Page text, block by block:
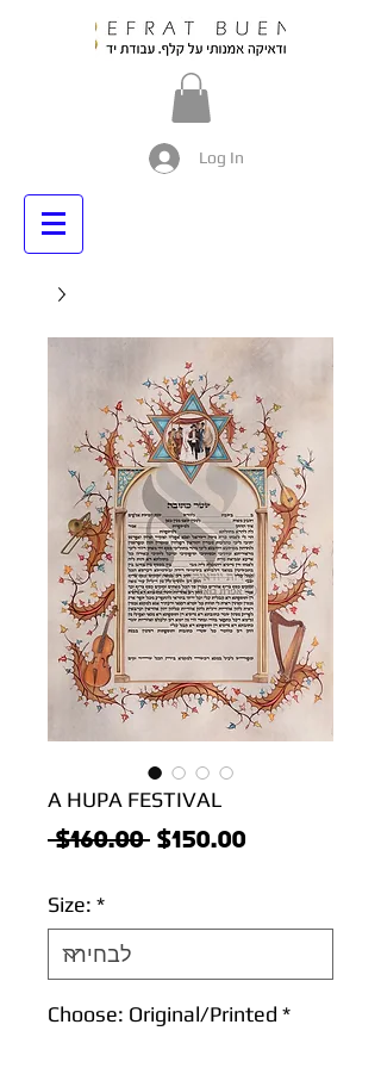
Log In
A HUPA FESTIVAL
$160.00 מחיר
$150.00מחיר
Size: *
Choose: Original/Printed *